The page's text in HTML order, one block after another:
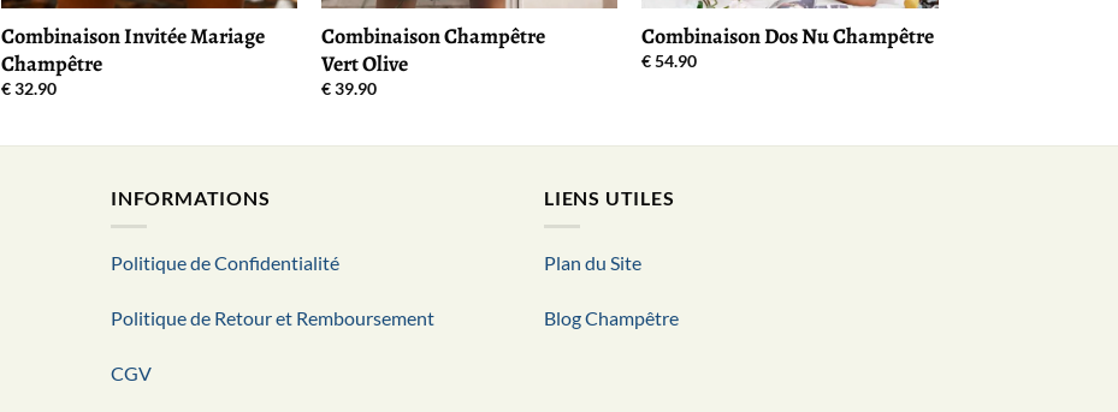
Combinaison Invitée Mariage
Champêtre
€32.90
Combinaison Champêtre
Vert Olive
€39.90
Combinaison Dos Nu Champêtre
€54.90
INFORMATIONS
Politique de Confidentialité
Politique de Retour et Remboursement
CGV
LIENS UTILES
Plan du Site
Blog Champêtre